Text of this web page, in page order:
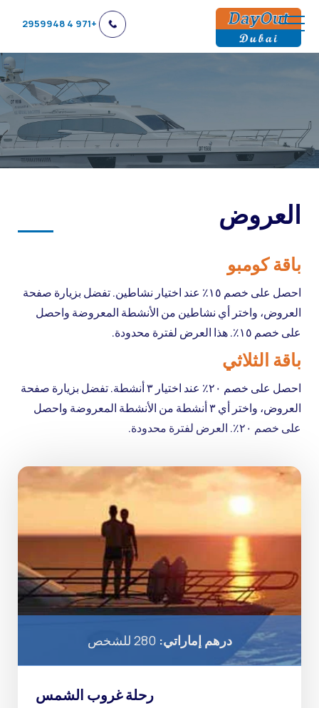
+971 4 2959948
العروض
باقة كومبو
احصل على خصم ١٥٪ عند اختيار نشاطين. تفضل بزيارة صفحة
العروض، واختر أي نشاطين من الأنشطة المعروضة واحصل
على خصم ١٥٪. هذا العرض لفترة محدودة.
باقة الثلاثي
احصل على خصم ٢٠٪ عند اختيار ٣ أنشطة. تفضل بزيارة صفحة
العروض، واختر أي ٣ أنشطة من الأنشطة المعروضة واحصل
على خصم ٢٠٪. العرض لفترة محدودة.
درهم إماراتي:
رحلة غروب الشمس